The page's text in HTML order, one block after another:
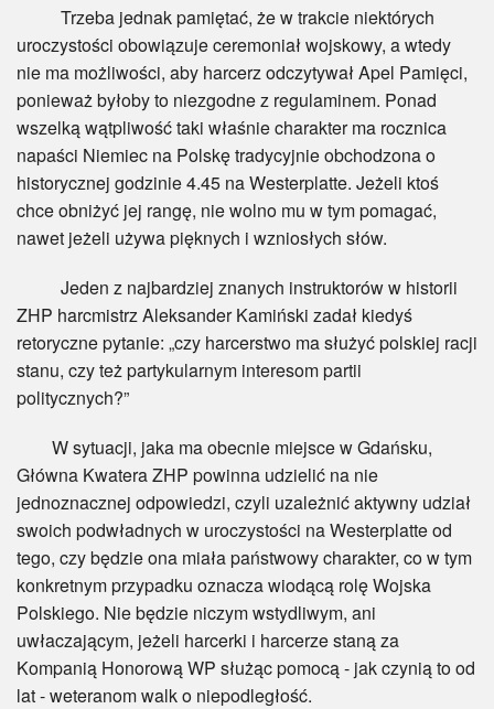
Trzeba jednak pamiętać, że w trakcie niektórych
uroczystości obowiązuje ceremoniał wojskowy, a wtedy
nie ma możliwości, aby harcerz odczytywał Apel Pamięci,
ponieważ byłoby to niezgodne z regulaminem. Ponad
wszelką wątpliwość taki właśnie charakter ma rocznica
napaści Niemiec na Polskę tradycyjnie obchodzona o
historycznej godzinie 4.45 na Westerplatte. Jeżeli ktoś
chce obniżyć jej rangę, nie wolno mu w tym pomagać,
nawet jeżeli używa pięknych i wzniosłych słów.
Jeden z najbardziej znanych instruktorów w historii
ZHP harcmistrz Aleksander Kamiński zadał kiedyś
retoryczne pytanie: „czy harcerstwo ma służyć polskiej racji
stanu, czy też partykularnym interesom partii
politycznych?”
W sytuacji, jaka ma obecnie miejsce w Gdańsku,
Główna Kwatera ZHP powinna udzielić na nie
jednoznacznej odpowiedzi, czyli uzależnić aktywny udział
swoich podwładnych w uroczystości na Westerplatte od
tego, czy będzie ona miała państwowy charakter, co w tym
konkretnym przypadku oznacza wiodącą rolę Wojska
Polskiego. Nie będzie niczym wstydliwym, ani
uwłaczającym, jeżeli harcerki i harcerze staną za
Kompanią Honorową WP służąc pomocą - jak czynią to od
lat - weteranom walk o niepodległość.